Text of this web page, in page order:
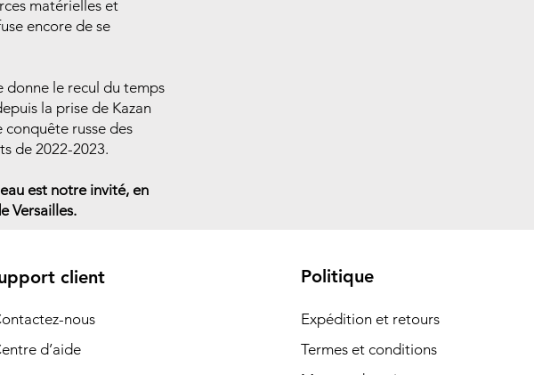
matérielles et
encore de se
donne le recul du temps
la prise de Kazan
russe des
de 2022-2023.
est notre invité, en
Versailles.
client
nous
d’aide
Politique
Expédition et retours
Termes et conditions